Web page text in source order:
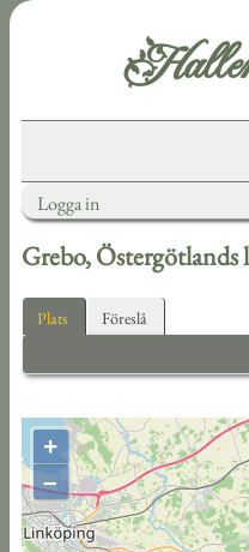
Logga in
Grebo, Östergötlands
Plats Föreslå
+
–